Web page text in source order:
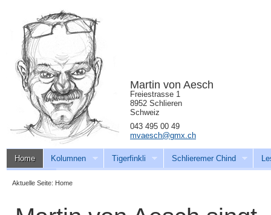
Home Kolumnen Tigerfinkli Schlieremer Chind
Martin von Aesch
Freiestrasse 1
8952 Schlieren
Schweiz
043 495 00 49
mvaesch@gmx.ch
Aktuelle Seite: Home